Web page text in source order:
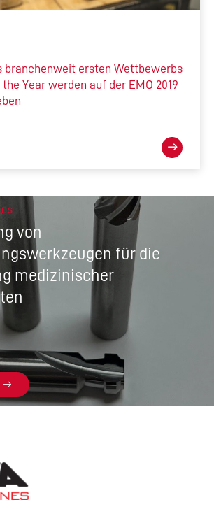
branchenweit ersten Wettbewerbs
Year werden auf der EMO 2019
von
für die
medizinischer